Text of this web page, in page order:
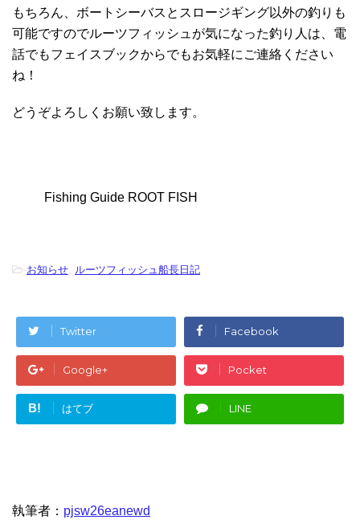
もちろん、ボートシーバスとスロージギング以外の釣りも
可能ですのでルーツフィッシュが気になった釣り人は、電
話でもフェイスブックからでもお気軽にご連絡ください
ね！
どうぞよろしくお願い致します。
Fishing Guide ROOT FISH
-お知らせ ルーツフィッシュ船長日記
Twitter Facebook
Google+ Pocket
B! はてブ LINE
執筆者： pjsw26eanewd